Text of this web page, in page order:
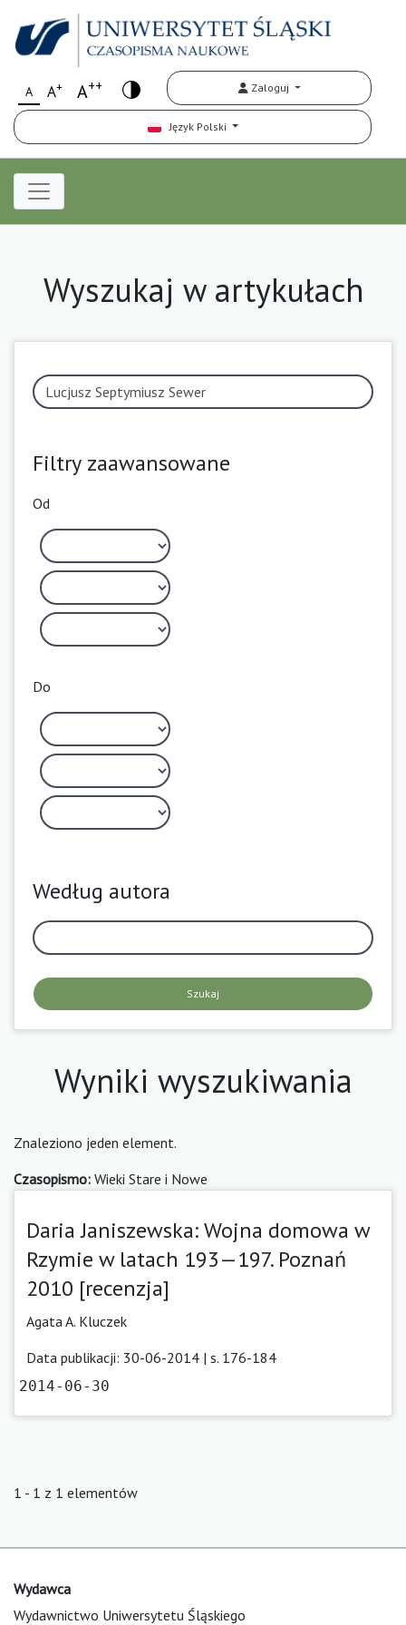
A A+ A++ Zaloguj
Język Polski
Wyszukaj w artykułach
Filtry zaawansowane
Od
Do
Według autora
Szukaj
Wyniki wyszukiwania
Znaleziono jeden element.
Czasopismo: Wieki Stare i Nowe
Daria Janiszewska: Wojna domowa w
Rzymie w latach 193—197. Poznań
2010 [recenzja]
Agata A. Kluczek
Data publikacji: 30-06-2014 | s. 176-184
2014-06-30
1 - 1 z 1 elementów
Wydawca
Wydawnictwo Uniwersytetu Śląskiego